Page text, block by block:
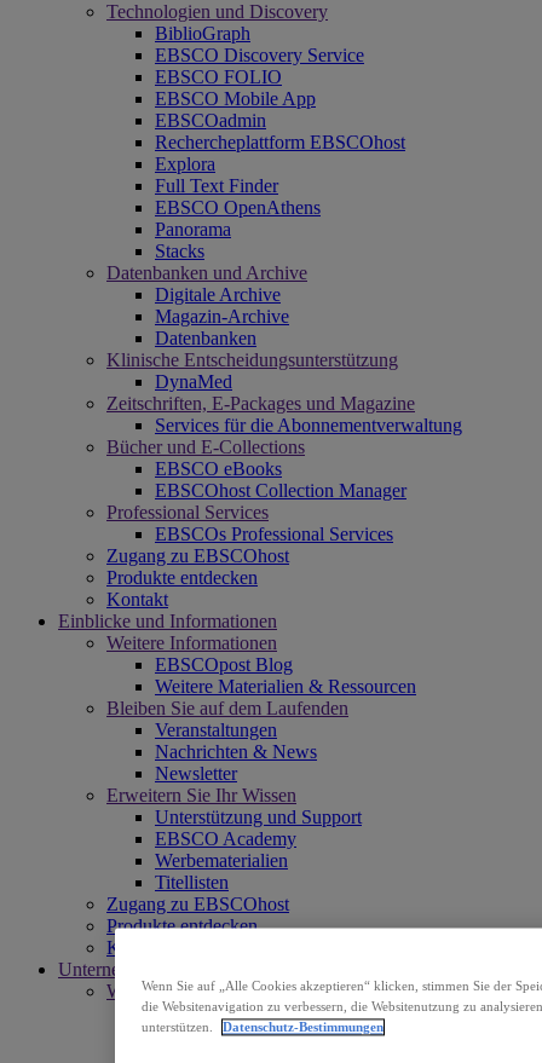
Technologien und Discovery
BiblioGraph
EBSCO Discovery Service
EBSCO FOLIO
EBSCO Mobile App
EBSCOadmin
Rechercheplattform EBSCOhost
Explora
Full Text Finder
EBSCO OpenAthens
Panorama
Stacks
Datenbanken und Archive
Digitale Archive
Magazin-Archive
Datenbanken
Klinische Entscheidungsunterstützung
DynaMed
Zeitschriften, E-Packages und Magazine
Services für die Abonnementverwaltung
Bücher und E-Collections
EBSCO eBooks
EBSCOhost Collection Manager
Professional Services
EBSCOs Professional Services
Zugang zu EBSCOhost
Produkte entdecken
Kontakt
Einblicke und Informationen
Weitere Informationen
EBSCOpost Blog
Weitere Materialien & Ressourcen
Bleiben Sie auf dem Laufenden
Veranstaltungen
Nachrichten & News
Newsletter
Erweitern Sie Ihr Wissen
Unterstützung und Support
EBSCO Academy
Werbematerialien
Titellisten
Zugang zu EBSCOhost
Produkte entdecken
Kontakt
Unternehmen
Wer wir sind
EBSCOs Mission
Unternehmensleitung
Wenn Sie auf „Alle Cookies akzeptieren“ klicken, stimmen Sie der
die Websitenavigation zu verbessern, die Websitenutzung zu
unterstützen.
Datenschutz-Bestimmungen